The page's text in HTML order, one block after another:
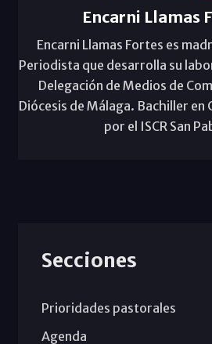
Encarni Llamas
Encarni Llamas Fortes es
Periodista que desarrolla su
Delegación de Medios de
Diócesis de Málaga. Bachiller en
por el ISCR San
Secciones
Prioridades pastorales
Agenda